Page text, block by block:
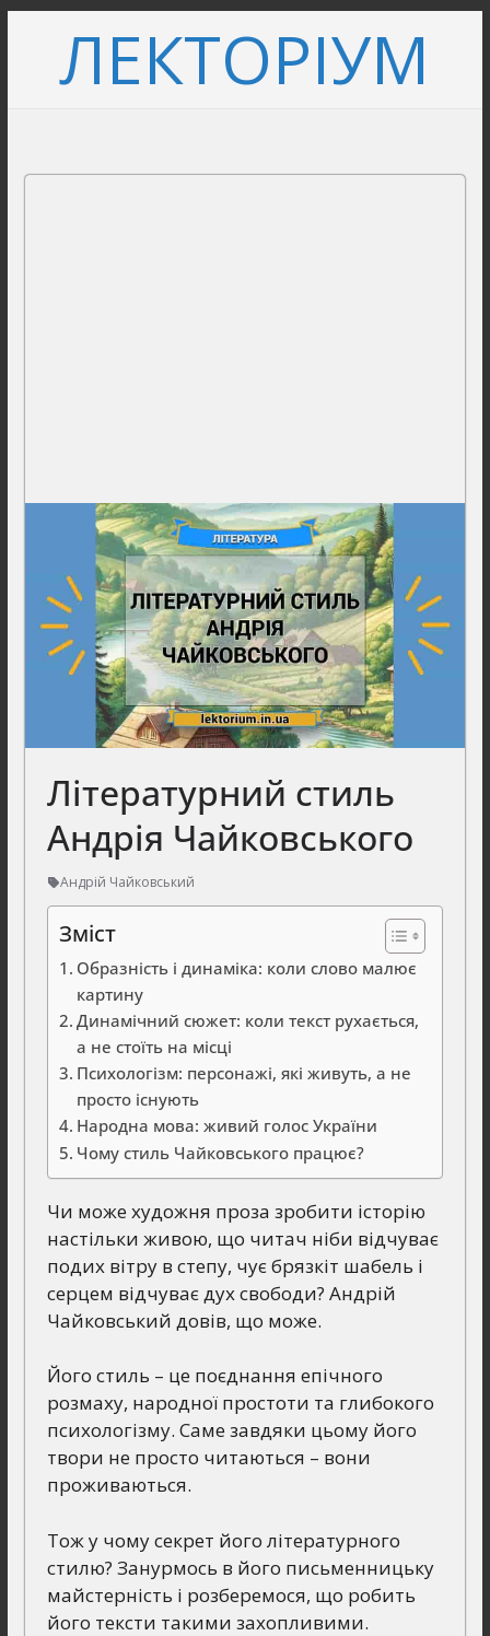
вмістуЛЕКТОРІУМ
Літературний стиль
Андрія Чайковського
Андрій Чайковський
Зміст
Образність і динаміка: коли слово малює
картину
Динамічний сюжет: коли текст рухається,
а не стоїть на місці
Психологізм: персонажі, які живуть, а не
просто існують
Народна мова: живий голос України
Чому стиль Чайковського працює?
Чи може художня проза зробити історію
настільки живою, що читач ніби відчуває
подих вітру в степу, чує брязкіт шабель і
серцем відчуває дух свободи? Андрій
Чайковський довів, що може.
Його стиль – це поєднання епічного
розмаху, народної простоти та глибокого
психологізму. Саме завдяки цьому його
твори не просто читаються – вони
проживаються.
Тож у чому секрет його літературного
стилю? Занурмось в його письменницьку
майстерність і розберемося, що робить
його тексти такими захопливими.